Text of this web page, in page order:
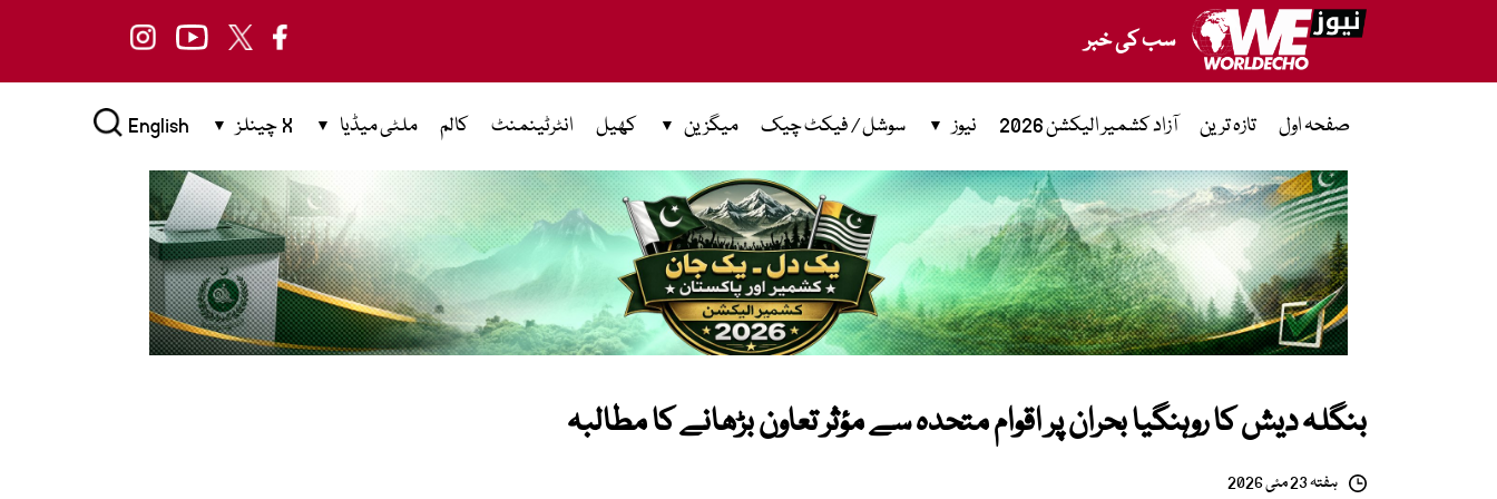
سب کی خبر
صفحہ اول تازہ ترین آزاد کشمیر الیکشن 2026 نیوز سوشل / فیکٹ چیک میگزین کھیل انٹرٹینمنٹ کالم ملٹی میڈیا X چینلز English
بنگلہ دیش کا روہنگیا بحران پر اقوام متحدہ سے مؤثر تعاون بڑھانے کا مطالبہ
ہفتہ 23 مئی 2026